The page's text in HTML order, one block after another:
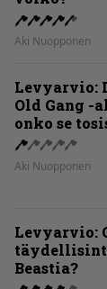
Aki Nuopponen
Levyarvio:
Old Gang -
onko se
Aki Nuopponen
Levyarvio:
Beastia?